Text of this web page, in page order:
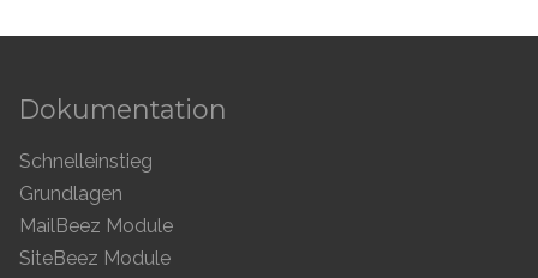
Dokumentation
Schnelleinstieg
Grundlagen
MailBeez Module
SiteBeez Module